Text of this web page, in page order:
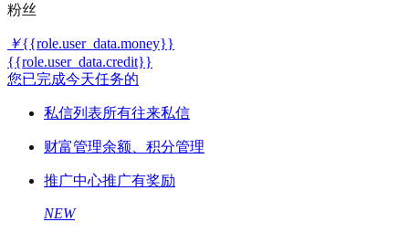
粉丝
￥{{role.user_data.money}}
{{role.user_data.credit}}
您已完成今天任务的
私信列表所有往来私信
财富管理余额、积分管理
推广中心推广有奖励
NEW